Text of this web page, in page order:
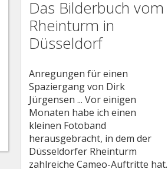
Das Bilderbuch vom
Rheinturm in
Düsseldorf
Anregungen für einen
Spaziergang von Dirk
Jürgensen ... Vor einigen
Monaten habe ich einen
kleinen Fotoband
herausgebracht, in dem der
Düsseldorfer Rheinturm
zahlreiche Cameo-Auftritte hat.